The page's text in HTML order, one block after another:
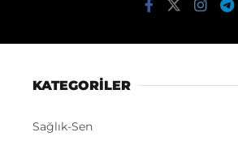
KATEGORİLER
Sağlık-Sen